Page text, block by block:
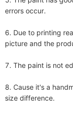
errors occur.
6. Due to printing
picture and the
7. The paint is not
8. Cause it's a
size difference.